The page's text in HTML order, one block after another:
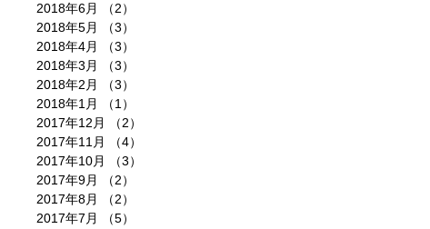
2018年6月
（2）
2018年5月
（3）
2018年4月
（3）
2018年3月
（3）
2018年2月
（3）
2018年1月
（1）
2017年12月
（2）
2017年11月
（4）
2017年10月
（3）
2017年9月
（2）
2017年8月
（2）
2017年7月
（5）